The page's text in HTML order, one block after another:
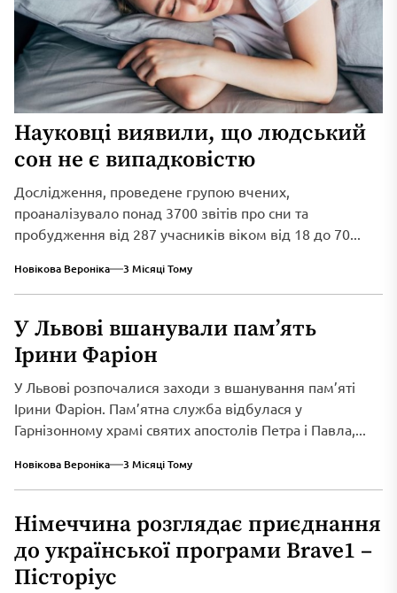
Науковці виявили, що людський
сон не є випадковістю
Дослідження, проведене групою вчених,
проаналізувало понад 3700 звітів про сни та
пробудження від 287 учасників віком від 18 до 70...
Новікова Вероніка 3 Місяці Тому
У Львові вшанували пам’ять
Ірини Фаріон
У Львові розпочалися заходи з вшанування пам’яті
Ірини Фаріон. Пам’ятна служба відбулася у
Гарнізонному храмі святих апостолів Петра і Павла,...
Новікова Вероніка 3 Місяці Тому
Німеччина розглядає приєднання
до української програми Brave1 –
Пісторіус